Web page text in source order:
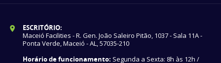
ESCRITÓRIO:
Maceió Facilities - R. Gen. João Saleiro Pitão, 1037 - Sala 11A -
Ponta Verde, Maceió - AL, 57035-210
Horário de funcionamento: Segunda a Sexta: 8h às 12h /